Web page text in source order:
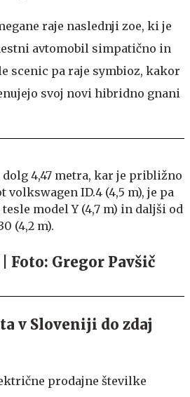
raje naslednji zoe, ki je
avtomobil simpatično in
scenic pa raje symbioz, kakor
svoj novi hibridno gnani
dolg 4,47 metra, kar je približno
ID.4 (4,5 m), je pa
model Y (4,7 m) in daljši od
(4,2 m).
v Sloveniji do zdaj
prodajne številke